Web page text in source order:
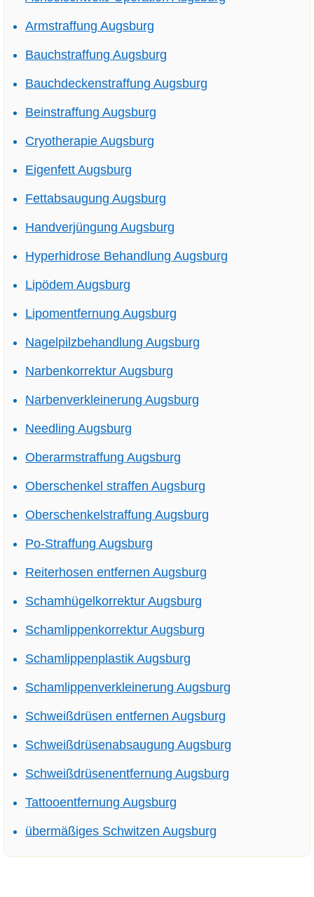
Armstraffung Augsburg
Bauchstraffung Augsburg
Bauchdeckenstraffung Augsburg
Beinstraffung Augsburg
Cryotherapie Augsburg
Eigenfett Augsburg
Fettabsaugung Augsburg
Handverjüngung Augsburg
Hyperhidrose Behandlung Augsburg
Lipödem Augsburg
Lipomentfernung Augsburg
Nagelpilzbehandlung Augsburg
Narbenkorrektur Augsburg
Narbenverkleinerung Augsburg
Needling Augsburg
Oberarmstraffung Augsburg
Oberschenkel straffen Augsburg
Oberschenkelstraffung Augsburg
Po-Straffung Augsburg
Reiterhosen entfernen Augsburg
Schamhügelkorrektur Augsburg
Schamlippenkorrektur Augsburg
Schamlippenplastik Augsburg
Schamlippenverkleinerung Augsburg
Schweißdrüsen entfernen Augsburg
Schweißdrüsenabsaugung Augsburg
Schweißdrüsenentfernung Augsburg
Tattooentfernung Augsburg
übermäßiges Schwitzen Augsburg